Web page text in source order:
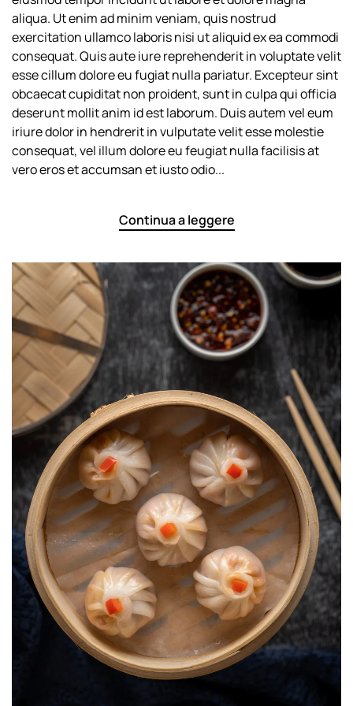
Your
Chopsticks
aliqua. Ut enim ad minim veniam, quis nostrud
exercitation ullamco laboris nisi ut aliquid ex ea commodi
consequat. Quis aute iure reprehenderit in voluptate velit
esse cillum dolore eu fugiat nulla pariatur. Excepteur sint
obcaecat cupiditat non proident, sunt in culpa qui officia
deserunt mollit anim id est laborum. Duis autem vel eum
iriure dolor in hendrerit in vulputate velit esse molestie
consequat, vel illum dolore eu feugiat nulla facilisis at
vero eros et accumsan et iusto odio...
Continua a leggere